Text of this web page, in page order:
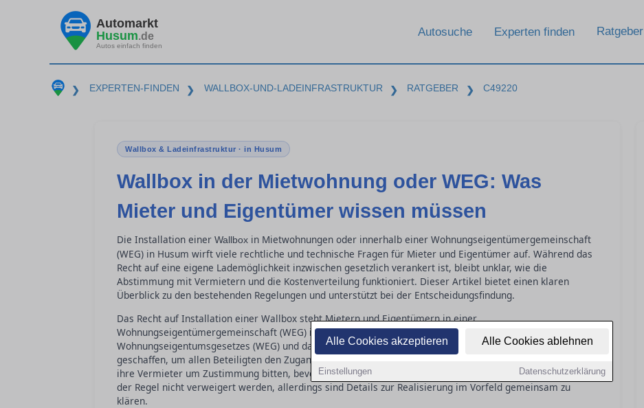
Alle Cookies akzeptieren Alle Cookies ablehnen
Einstellungen Datenschutzerklärung
Automarkt
Husum.de
Autos einfach finden
Autosuche Experten finden Ratgeber
❯ EXPERTEN-FINDEN ❯ WALLBOX-UND-LADEINFRASTRUKTUR ❯ RATGEBER ❯ C49220
Wallbox & Ladeinfrastruktur · in Husum
Wallbox in der Mietwohnung oder WEG: Was
Mieter und Eigentümer wissen müssen
Die Installation einer Wallbox in Mietwohnungen oder innerhalb einer Wohnungseigentümergemeinschaft
(WEG) in Husum wirft viele rechtliche und technische Fragen für Mieter und Eigentümer auf. Während das
Recht auf eine eigene Lademöglichkeit inzwischen gesetzlich verankert ist, bleibt unklar, wie die
Abstimmung mit Vermietern und die Kostenverteilung funktioniert. Dieser Artikel bietet einen klaren
Überblick zu den bestehenden Regelungen und unterstützt bei der Entscheidungsfindung.
Das Recht auf Installation einer Wallbox steht Mietern und Eigentümern in einer
Wohnungseigentümergemeinschaft (WEG) in Husum gesetzlich zu. Durch die Novelle des
Wohnungseigentumsgesetzes (WEG) und das Mietrecht wurden entscheidende Voraussetzungen
geschaffen, um allen Beteiligten den Zugang zur Elektromobilität zu erleichtern. Mieter müssen jedoch
ihre Vermieter um Zustimmung bitten, bevor es zu einer Installation kommt. Diese Zustimmung darf in
der Regel nicht verweigert werden, allerdings sind Details zur Realisierung im Vorfeld gemeinsam zu
klären.